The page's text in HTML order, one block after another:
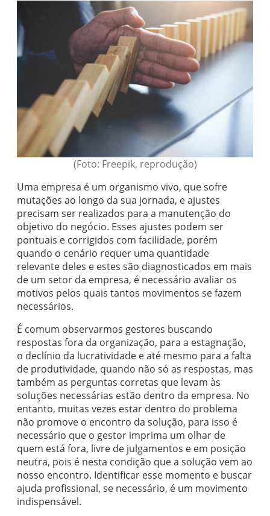
(Foto: Freepik, reprodução)
Uma empresa é um organismo vivo, que sofre
mutações ao longo da sua jornada, e ajustes
precisam ser realizados para a manutenção do
objetivo do negócio. Esses ajustes podem ser
pontuais e corrigidos com facilidade, porém
quando o cenário requer uma quantidade
relevante deles e estes são diagnosticados em mais
de um setor da empresa, é necessário avaliar os
motivos pelos quais tantos movimentos se fazem
necessários.
É comum observarmos gestores buscando
respostas fora da organização, para a estagnação,
o declínio da lucratividade e até mesmo para a falta
de produtividade, quando não só as respostas, mas
também as perguntas corretas que levam às
soluções necessárias estão dentro da empresa. No
entanto, muitas vezes estar dentro do problema
não promove o encontro da solução, para isso é
necessário que o gestor imprima um olhar de
quem está fora, livre de julgamentos e em posição
neutra, pois é nesta condição que a solução vem ao
nosso encontro. Identificar esse momento e buscar
ajuda profissional, se necessário, é um movimento
indispensável.